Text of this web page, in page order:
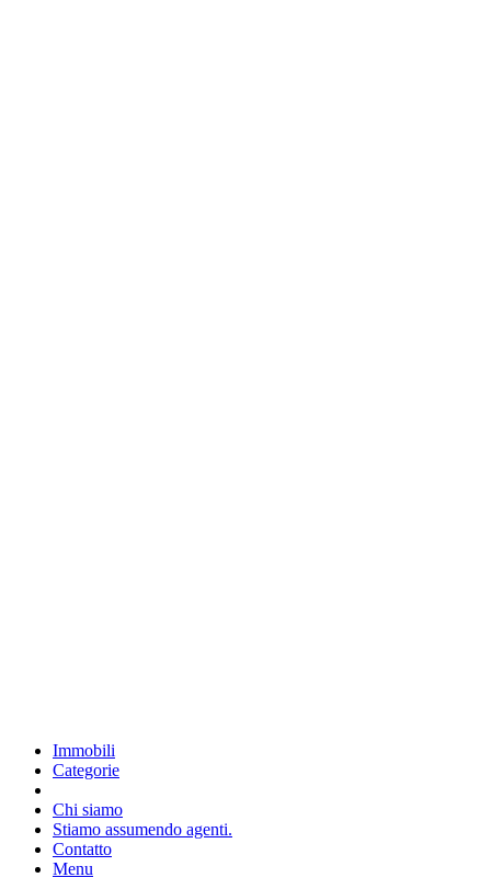
Immobili
Categorie
Chi siamo
Stiamo assumendo agenti.
Contatto
Menu